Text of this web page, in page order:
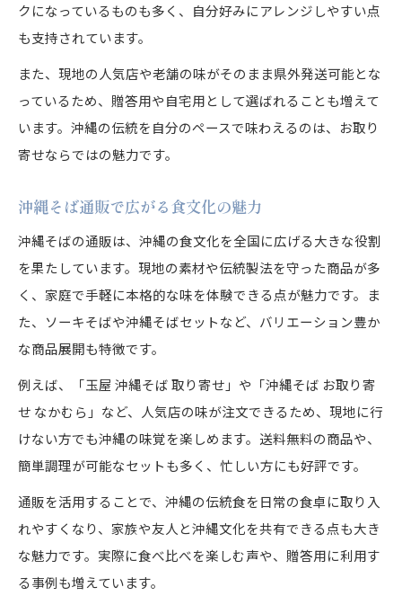
クになっているものも多く、自分好みにアレンジしやすい点
も支持されています。
また、現地の人気店や老舗の味がそのまま県外発送可能とな
っているため、贈答用や自宅用として選ばれることも増えて
います。沖縄の伝統を自分のペースで味わえるのは、お取り
寄せならではの魅力です。
沖縄そば通販で広がる食文化の魅力
沖縄そばの通販は、沖縄の食文化を全国に広げる大きな役割
を果たしています。現地の素材や伝統製法を守った商品が多
く、家庭で手軽に本格的な味を体験できる点が魅力です。ま
た、ソーキそばや沖縄そばセットなど、バリエーション豊か
な商品展開も特徴です。
例えば、「玉屋 沖縄そば 取り寄せ」や「沖縄そば お取り寄
せ なかむら」など、人気店の味が注文できるため、現地に行
けない方でも沖縄の味覚を楽しめます。送料無料の商品や、
簡単調理が可能なセットも多く、忙しい方にも好評です。
通販を活用することで、沖縄の伝統食を日常の食卓に取り入
れやすくなり、家族や友人と沖縄文化を共有できる点も大き
な魅力です。実際に食べ比べを楽しむ声や、贈答用に利用す
る事例も増えています。